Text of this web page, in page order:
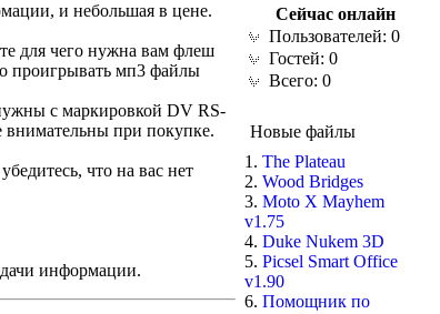
и небольшая в цене.
для чего нужна вам флеш
проигрывать мп3 файлы
с маркировкой DV RS-
внимательны при покупке.
что на вас нет
информации.
Сейчас онлайн
Пользователей: 0
Гостей: 0
Всего: 0
Новые файлы
1. The Plateau
2. Wood Bridges
3. Moto X Mayhem
v1.75
4. Duke Nukem 3D
5. Picsel Smart Office
v1.90
6. Помощник по